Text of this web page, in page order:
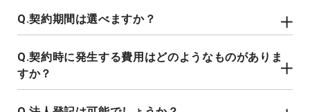
契約期間は選べますか？
契約時に発生する費用はどのようなものがありま
すか？